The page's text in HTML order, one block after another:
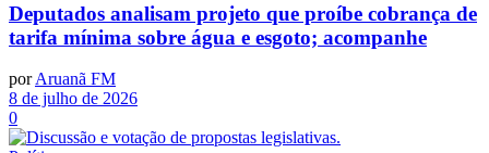
Deputados analisam projeto que proíbe cobrança de
tarifa mínima sobre água e esgoto; acompanhe
por Aruanã FM
8 de julho de 2026
0